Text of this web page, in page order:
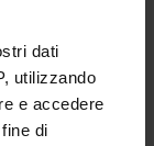
dati
utilizzando
e accedere
di